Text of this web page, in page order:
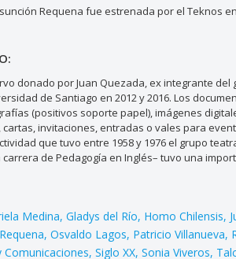
Requena fue estrenada por el Teknos
donado por Juan Quezada, ex integrante del
de Santiago en 2012 y 2016. Los
(positivos soporte papel), imágenes
invitaciones, entradas o vales para
que tuvo entre 1958 y 1976 el grupo
de Pedagogía en Inglés– tuvo una
Medina Gladys del Río Homo Chilensis
Osvaldo Lagos Patricio Villanueva
Comunicaciones Siglo XX Sonia Viveros